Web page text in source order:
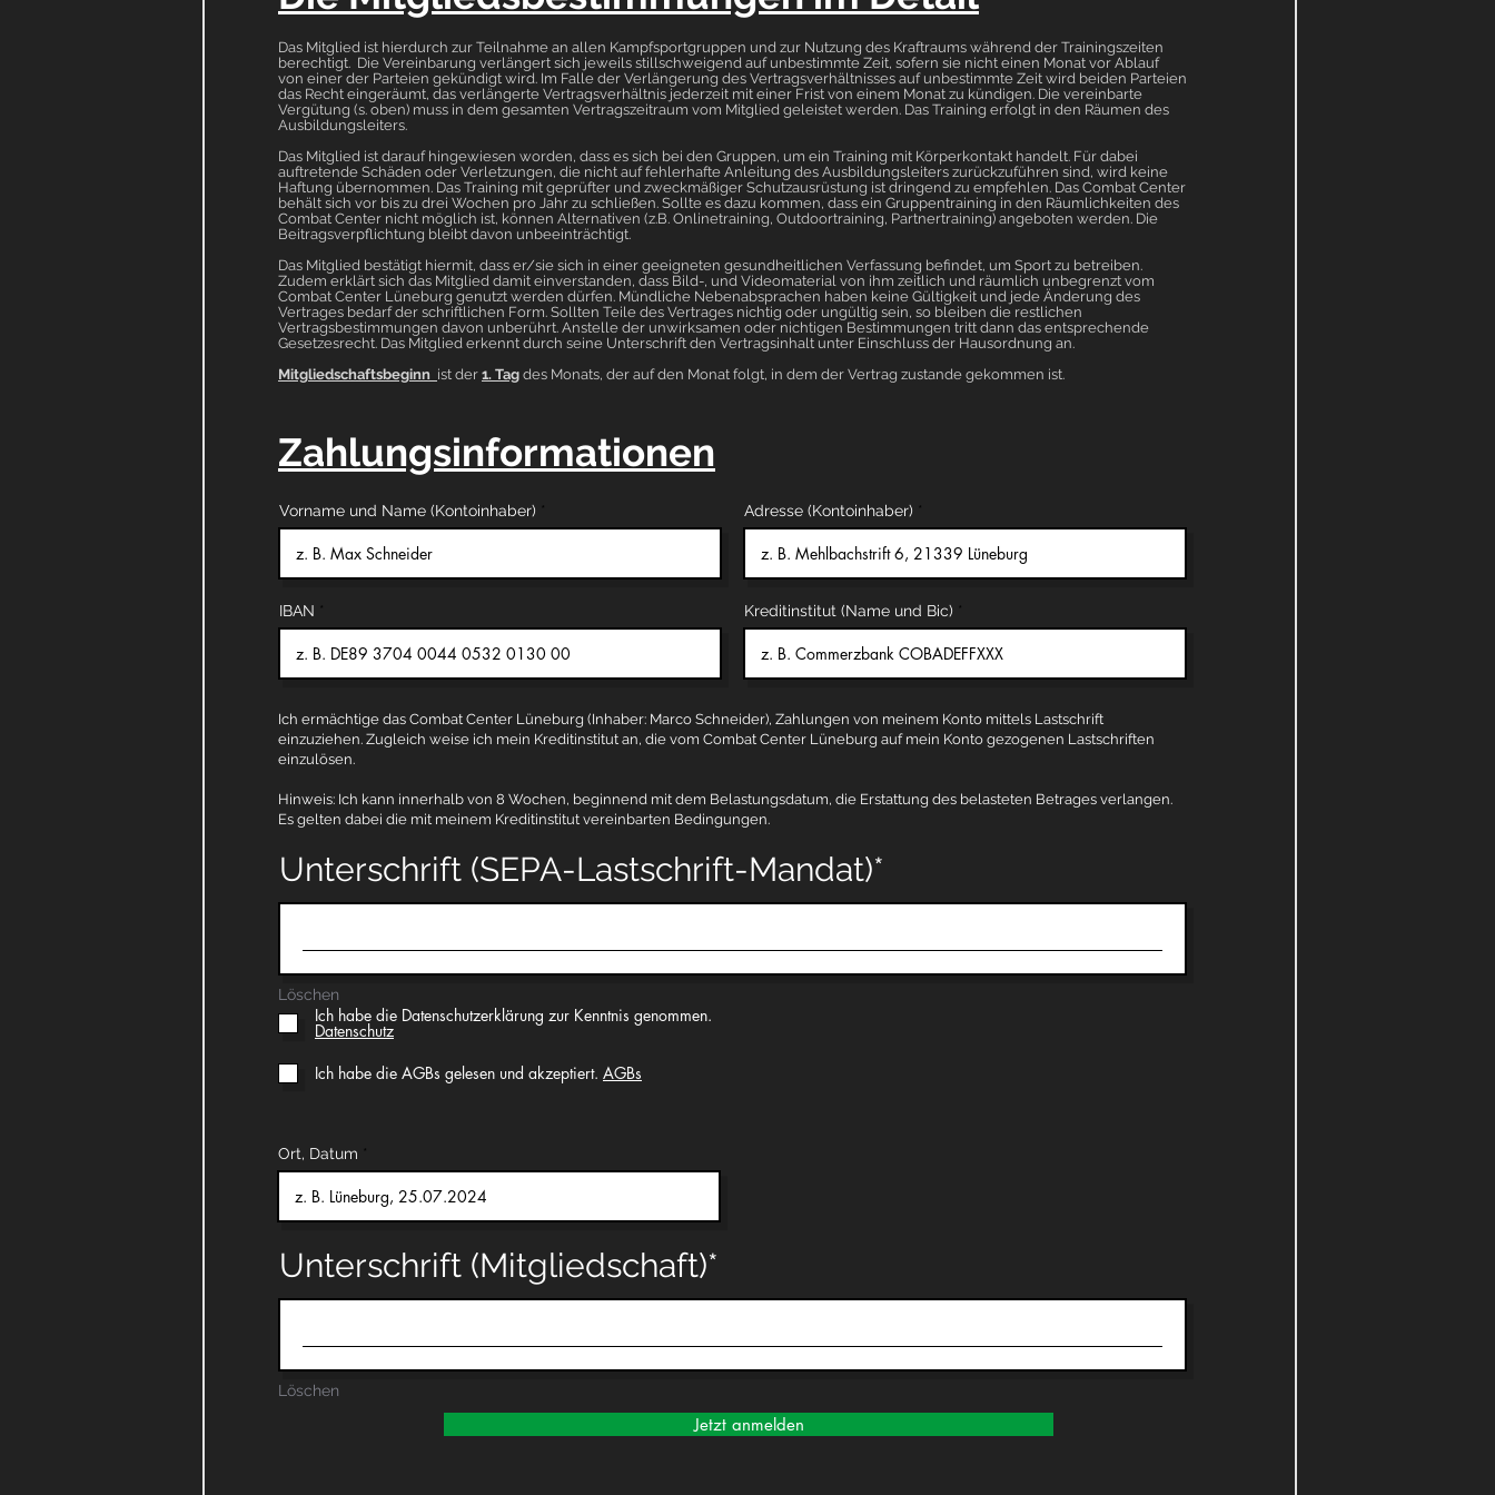
Das Mitglied ist hierdurch zur Teilnahme an allen Kampfsportgruppen und zur Nutzung des Kraftraums während der Trainingszeiten
berechtigt. Die Vereinbarung verlängert sich jeweils stillschweigend auf unbestimmte Zeit, sofern sie nicht einen Monat vor Ablauf
von einer der Parteien gekündigt wird. Im Falle der Verlängerung des Vertragsverhältnisses auf unbestimmte Zeit wird beiden Parteien
das Recht eingeräumt, das verlängerte Vertragsverhältnis jederzeit mit einer Frist von einem Monat zu kündigen. Die vereinbarte
Vergütung (s. oben) muss in dem gesamten Vertragszeitraum vom Mitglied geleistet werden. Das Training erfolgt in den Räumen des
Ausbildungsleiters.
Das Mitglied ist darauf hingewiesen worden, dass es sich bei den Gruppen, um ein Training mit Körperkontakt handelt. Für dabei
auftretende Schäden oder Verletzungen, die nicht auf fehlerhafte Anleitung des Ausbildungsleiters zurückzuführen sind, wird keine
Haftung übernommen. Das Training mit geprüfter und zweckmäßiger Schutzausrüstung ist dringend zu empfehlen. Das Combat Center
behält sich vor bis zu drei Wochen pro Jahr zu schließen. Sollte es dazu kommen, dass ein Gruppentraining in den Räumlichkeiten des
Combat Center nicht möglich ist, können Alternativen (z.B. Onlinetraining, Outdoortraining, Partnertraining) angeboten werden. Die
Beitragsverpflichtung bleibt davon unbeeinträchtigt.
Das Mitglied bestätigt hiermit, dass er/sie sich in einer geeigneten gesundheitlichen Verfassung befindet, um Sport zu betreiben.
Zudem erklärt sich das Mitglied damit einverstanden, dass Bild-, und Videomaterial von ihm zeitlich und räumlich unbegrenzt vom
Combat Center Lüneburg genutzt werden dürfen. Mündliche Nebenabsprachen haben keine Gültigkeit und jede Änderung des
Vertrages bedarf der schriftlichen Form. Sollten Teile des Vertrages nichtig oder ungültig sein, so bleiben die restlichen
Vertragsbestimmungen davon unberührt. Anstelle der unwirksamen oder nichtigen Bestimmungen tritt dann das entsprechende
Gesetzesrecht. Das Mitglied erkennt durch seine Unterschrift den Vertragsinhalt unter Einschluss der Hausordnung an.
Mitgliedschaftsbeginn ist der 1. Tag des Monats, der auf den Monat folgt, in dem der Vertrag zustande gekommen ist.
Zahlungsinformationen
Vorname und Name (Kontoinhaber) Adresse (Kontoinhaber)
IBAN Kreditinstitut (Name und Bic)
Ich ermächtige das Combat Center Lüneburg (Inhaber: Marco Schneider), Zahlungen von meinem Konto mittels Lastschrift
einzuziehen. Zugleich weise ich mein Kreditinstitut an, die vom Combat Center Lüneburg auf mein Konto gezogenen Lastschriften
einzulösen.
Hinweis: Ich kann innerhalb von 8 Wochen, beginnend mit dem Belastungsdatum, die Erstattung des belasteten Betrages verlangen.
Es gelten dabei die mit meinem Kreditinstitut vereinbarten Bedingungen.
Unterschrift (SEPA-Lastschrift-Mandat)
Löschen
Ich habe die Datenschutzerklärung zur Kenntnis genommen.
Datenschutz
Ich habe die AGBs gelesen und akzeptiert. AGBs
Ort, Datum
Unterschrift (Mitgliedschaft)
Löschen
Jetzt anmelden